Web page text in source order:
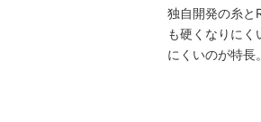
独自開発の糸と
も硬くなりにく
にくいのが特長